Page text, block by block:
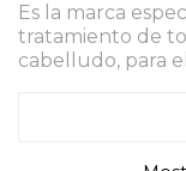
Es la marca
tratamiento de
cabelludo, para